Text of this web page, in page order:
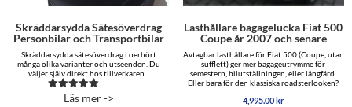
Skräddarsydda Sätesöverdrag
Personbilar och Transportbilar
Skräddarsydda sätesöverdrag i oerhört
många olika varianter och utseenden. Du
väljer själv direkt hos tillverkaren...
Betygsatt
Läs mer ->
Lasthållare bagagelucka Fiat 500
Coupe år 2007 och senare
Avtagbar lasthållare för Fiat 500 (Coupe, utan
sufflett) ger mer bagageutrymme för
semestern, bilutställningen, eller långfärd.
Eller bara för den klassiska roadsterlooken?
4,995.00 kr